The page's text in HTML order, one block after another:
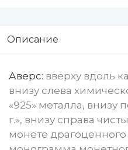
Описание
Аверс: вверху вдоль
внизу слева
«925» металла, внизу
г.», внизу справа
монете драгоценного